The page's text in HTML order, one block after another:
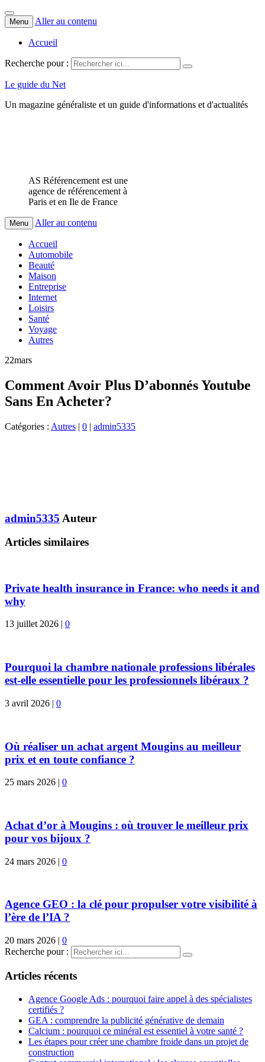
Menu Aller au contenu
Accueil
Recherche pour :
Le guide du Net
Un magazine généraliste et un guide d'informations et d'actualités
AS Référencement est une
agence de référencement à
Paris et en Ile de France
Menu Aller au contenu
Accueil
Automobile
Beauté
Maison
Entreprise
Internet
Loisirs
Santé
Voyage
Autres
22mars
Comment Avoir Plus D’abonnés Youtube
Sans En Acheter?
Catégories : Autres | 0 | admin5335
admin5335 Auteur
Articles similaires
Private health insurance in France: who needs it and
why
13 juillet 2026 | 0
Pourquoi la chambre nationale professions libérales
est-elle essentielle pour les professionnels libéraux ?
3 avril 2026 | 0
Où réaliser un achat argent Mougins au meilleur
prix et en toute confiance ?
25 mars 2026 | 0
Achat d’or à Mougins : où trouver le meilleur prix
pour vos bijoux ?
24 mars 2026 | 0
Agence GEO : la clé pour propulser votre visibilité à
l’ère de l’IA ?
20 mars 2026 | 0
Recherche pour :
Articles récents
Agence Google Ads : pourquoi faire appel à des spécialistes
certifiés ?
GEA : comprendre la publicité générative de demain
Calcium : pourquoi ce minéral est essentiel à votre santé ?
Les étapes pour créer une chambre froide dans un projet de
construction